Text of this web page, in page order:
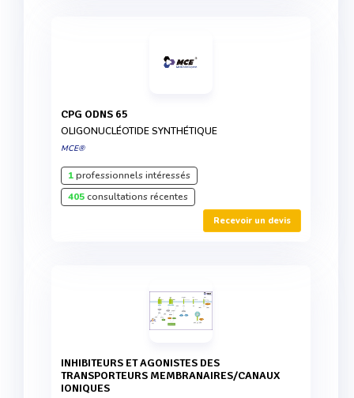
CPG ODNS 65
OLIGONUCLÉOTIDE SYNTHÉTIQUE
MCE®
1professionnels intéressés
405consultations récentes
Recevoir un devis
INHIBITEURS ET AGONISTES DES
TRANSPORTEURS MEMBRANAIRES/CANAUX
IONIQUES